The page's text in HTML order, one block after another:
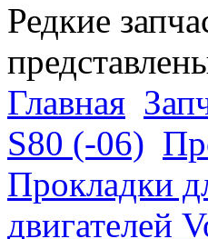
Редкие
Главная
S80 (-06)
Прокладки
двигателей